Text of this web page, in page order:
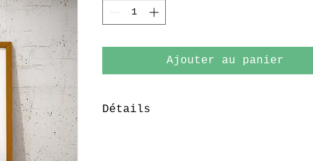
Ajouter au panier
Détails